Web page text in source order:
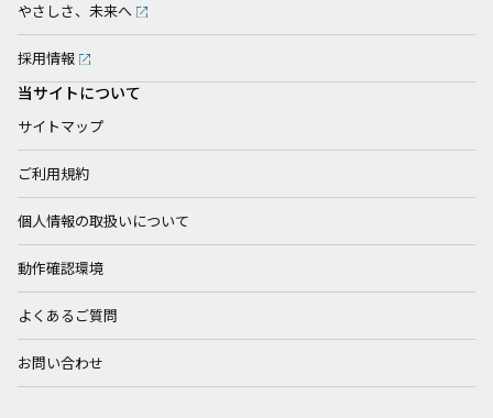
やさしさ、未来へ
採用情報
当サイトについて
サイトマップ
ご利用規約
個人情報の取扱いについて
動作確認環境
よくあるご質問
お問い合わせ